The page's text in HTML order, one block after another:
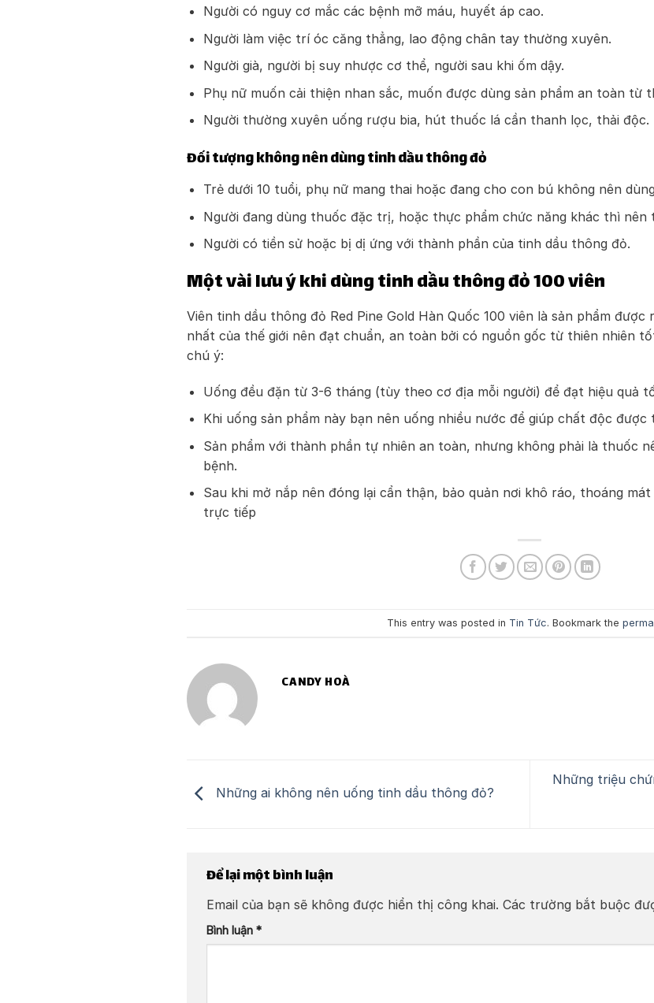
Người có nguy cơ mắc các bệnh mỡ máu, huyết áp cao.
Người làm việc trí óc căng thẳng, lao động chân tay thường xuyên.
Người già, người bị suy nhược cơ thể, người sau khi ốm dậy.
Phụ nữ muốn cải thiện nhan sắc, muốn được dùng sản phẩm an toàn từ
Người thường xuyên uống rượu bia, hút thuốc lá cần thanh lọc, thải độc.
Đối tượng không nên dùng tinh dầu thông đỏ
Trẻ dưới 10 tuổi, phụ nữ mang thai hoặc đang cho con bú không nên
Người đang dùng thuốc đặc trị, hoặc thực phẩm chức năng khác thì nên
Người có tiền sử hoặc bị dị ứng với thành phần của tinh dầu thông đỏ.
Một vài lưu ý khi dùng tinh dầu thông đỏ 100 viên
Viên tinh dầu thông đỏ Red Pine Gold Hàn Quốc 100 viên là sản phẩm
nhất của thế giới nên đạt chuẩn, an toàn bởi có nguồn gốc từ thiên nhiên
chú ý:
Uống đều đặn từ 3-6 tháng (tùy theo cơ địa mỗi người) để đạt hiệu quả
Khi uống sản phẩm này bạn nên uống nhiều nước để giúp chất độc được
Sản phẩm với thành phần tự nhiên an toàn, nhưng không phải là thuốc
bệnh.
Sau khi mở nắp nên đóng lại cẩn thận, bảo quản nơi khô ráo, thoáng
trực tiếp
This entry was posted in Tin Tức. Bookmark the
CANDY HOÀ
Những ai không nên uống tinh dầu thông đỏ?
Những triệu
Để lại một bình luận
Email của bạn sẽ không được hiển thị công khai. Các trường bắt buộc
Bình luận *